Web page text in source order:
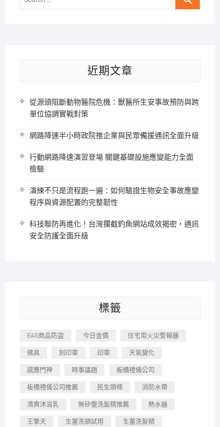
近期文章
從源頭阻斷動物醫院危機：獸醫所生安事故預防與跨
單位協調實戰對策
網路降速半小時政院推企業與民眾備援通訊全面升級
行動網路降速演習登場 關鍵基礎設施應變能力全面
檢驗
演練不只是流程跑一遍：如何驗證生物安全事故應變
程序與資源配置的完整韌性
科技聯防再進化！台灣攔截釣魚網站成效揭密，通訊
安全防護全面升級
標籤
EAS商品防盜 今日金價 住宅用火災警報器
佛具 刻印章 印章 天氣變化
感應門神 時事議題 板橋禮儀公司
板橋禮儀公司推薦 民生頭條 消防水帶
清爽沐浴乳 無矽靈洗髮精推薦 熱水器
王擎天 生薑洗頭試用 生薑洗髮精